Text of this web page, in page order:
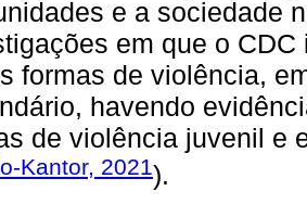
e a sociedade
em que o
formas de violência,
havendo
de violência juvenil e
Kantor, 2021).